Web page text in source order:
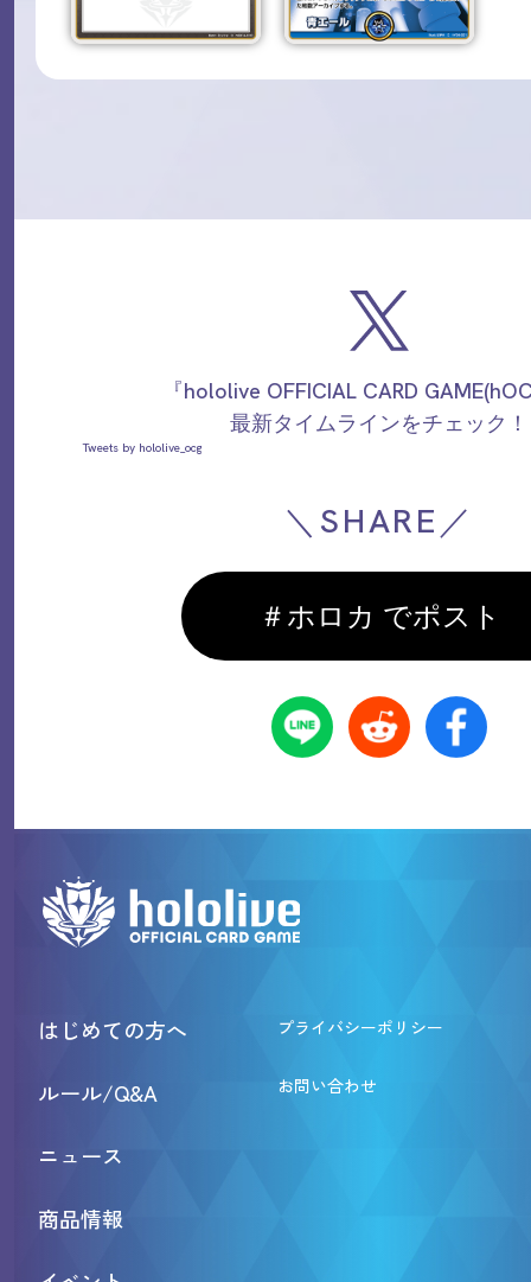
『hololive OFFICIAL CARD
最新タイムラインをチェック！
Tweets by hololive_ocg
＼SHARE／
＃ホロカ でポスト
はじめての方へ
ルール/Q&A
ニュース
商品情報
プライバシーポリシー
お問い合わせ